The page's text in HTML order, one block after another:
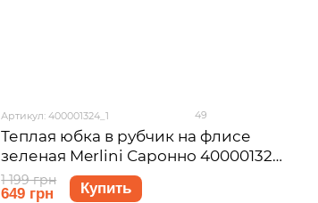
Артикул: 400001324_1 49
Теплая юбка в рубчик на флисе
зеленая Merlini Саронно 400001324
размер S-M (42-44)
1 199 грн
649 грн Купить